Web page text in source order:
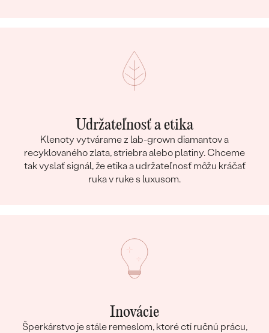
Udržateľnosť a etika
Klenoty vytvárame z lab-grown diamantov a
recyklovaného zlata, striebra alebo platiny. Chceme
tak vyslať signál, že etika a udržateľnosť môžu kráčať
ruka v ruke s luxusom.
Inovácie
Šperkárstvo je stále remeslom, ktoré ctí ručnú prácu,